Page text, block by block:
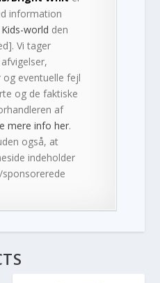
information
Kids-world den
Vi tager
eventuelle fejl
og de faktiske
af
mere info her.
også, at
indeholder